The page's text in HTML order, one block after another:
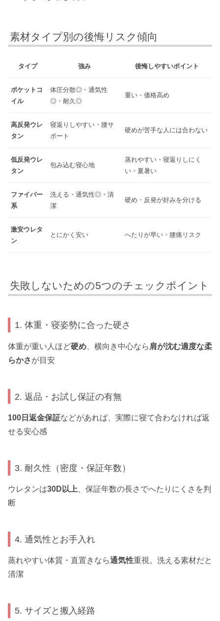
素材タイプ別の後悔リスク傾向
タイプ 強み 後悔しやすいポイント
ポケットコ
イル
体圧分散◎・通気性
◎・耐久◎
重い・価格高め
高反発ウレ
タン
寝返りしやすい・腰サ
ポート
硬めが苦手な人には合わない
低反発ウレ
タン
包み込む寝心地
蒸れやすい・寝返りしにく
い・夏暑い
ファイバー
系
洗える・通気性◎・清
潔
硬め・反発が好みを分ける
激安ウレタ
ン
とにかく安い へたりが早い・腰痛リスク
失敗しないための5つのチェックポイント
1. 体重・寝姿勢に合った硬さ
体重が重い人ほど硬め 、横向き中心なら 肩が沈む適度な柔
らかさが目安
2. 返品・お試し保証の有無
100日返金保証などがあれば、実際に寝て合わなければ返
せる安心感
3. 耐久性（密度・保証年数）
ウレタンは30D以上 、保証年数の長さでへたりにくさを判
断
4. 通気性とお手入れ
蒸れやすい体質・直置きなら通気性重視。洗える素材だと
清潔
5. サイズと搬入経路